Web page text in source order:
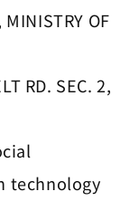
OF
RD. SEC. 2,
technology